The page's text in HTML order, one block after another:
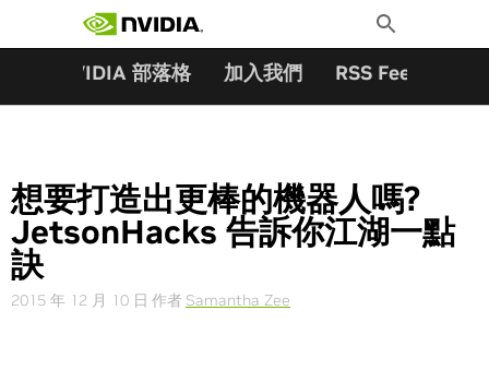
Toggle
Search
NVIDIA 部落格 加入我們 RSS Feeds
想要打造出更棒的機器人嗎?
JetsonHacks 告訴你江湖一點
訣
2015 年 12 月 10 日 作者 Samantha Zee